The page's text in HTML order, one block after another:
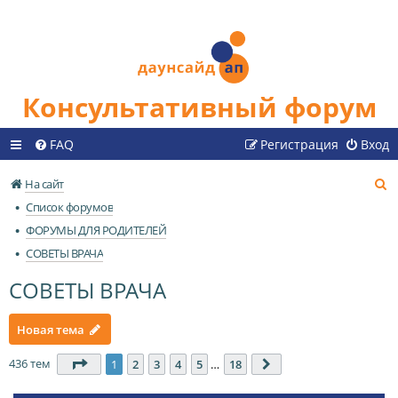
Консультативный форум
FAQ Вход
Регистрация
На сайт
Список форумов
ФОРУМЫ ДЛЯ РОДИТЕЛЕЙ
СОВЕТЫ ВРАЧА
СОВЕТЫ ВРАЧА
Новая тема
436 тем Страница 1из 18
1 2 3 4 5 … 18